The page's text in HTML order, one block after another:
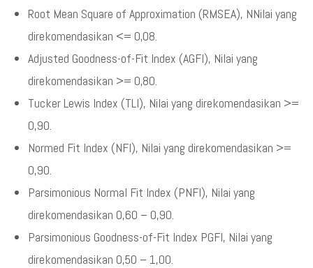
Root Mean Square of Approximation (RMSEA), NNilai yang
direkomendasikan <= 0,08.
Adjusted Goodness-of-Fit Index (AGFI), Nilai yang
direkomendasikan >= 0,80.
Tucker Lewis Index (TLI), Nilai yang direkomendasikan >=
0,90.
Normed Fit Index (NFI), Nilai yang direkomendasikan >=
0,90.
Parsimonious Normal Fit Index (PNFI), Nilai yang
direkomendasikan 0,60 – 0,90.
Parsimonious Goodness-of-Fit Index PGFI, Nilai yang
direkomendasikan 0,50 – 1,00.